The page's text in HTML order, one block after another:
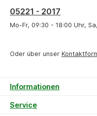
05221 - 2017
Mo-Fr, 09:30 - 18:00 Uhr,
Oder über unser
Informationen
Service